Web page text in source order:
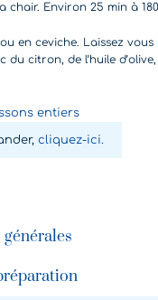
chair. Environ 25 min à
en ceviche. Laissez vous
du citron, de l’huile
entiers
cliquez-ici.